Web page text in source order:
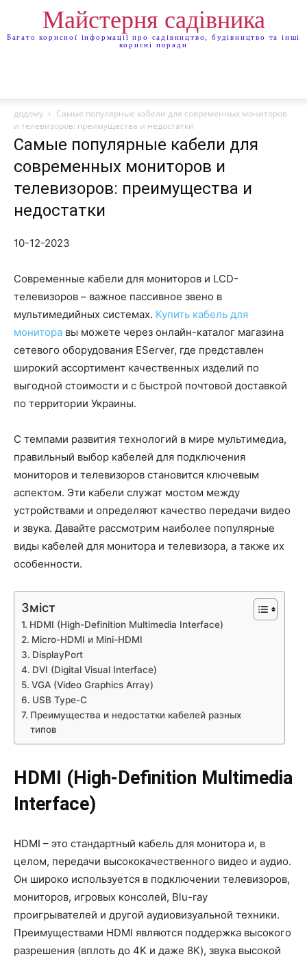
Майстерня садівника
Багато корисної інформації про садівництво, будівництво та інші
корисні поради
додому
Самые популярные кабели для современных мониторов
и телевизоров: преимущества и недостатки
Самые популярные кабели для
современных мониторов и
телевизоров: преимущества и
недостатки
10-12-2023
Современные кабели для мониторов и LCD-
телевизоров – важное пассивное звено в
мультимедийных системах. Купить кабель для
монитора вы можете через онлайн-каталог магазина
сетевого оборудования EServer, где представлен
широкий ассортимент качественных изделий по
выгодной стоимости и с быстрой почтовой доставкой
по территории Украины.
С темпами развития технологий в мире мультимедиа,
правильный выбор кабелей для подключения
мониторов и телевизоров становится ключевым
аспектом. Эти кабели служат мостом между
устройствами и определяют качество передачи видео
и звука. Давайте рассмотрим наиболее популярные
виды кабелей для монитора и телевизора, а также их
особенности.
Зміст
HDMI (High-Definition Multimedia Interface)
Micro-HDMI и Mini-HDMI
DisplayPort
DVI (Digital Visual Interface)
VGA (Video Graphics Array)
USB Type-C
Преимущества и недостатки кабелей разных
типов
HDMI (High-Definition Multimedia
Interface)
HDMI – это стандартный кабель для монитора и, в
целом, передачи высококачественного видео и аудио.
Он широко используется в подключении телевизоров,
мониторов, игровых консолей, Blu-ray
проигрывателей и другой аудиовизуальной техники.
Преимуществами HDMI являются поддержка высокого
разрешения (вплоть до 4K и даже 8K), звука высокой